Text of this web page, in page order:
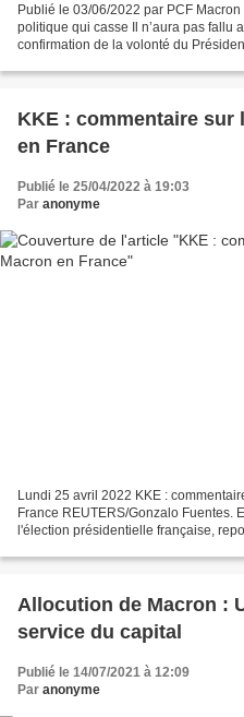
Publié le 03/06/2022 par PCF
politique qui casse Il n’aura pas fallu
confirmation de la volonté du
KKE : commentaire sur
en France
Publié le 25/04/2022 à 19:03
Par anonyme
Lundi 25 avril 2022 KKE :
France REUTERS/Gonzalo Fuentes.
l'élection présidentielle française,
Allocution de Macron :
service du capital
Publié le 14/07/2021 à 12:09
Par anonyme